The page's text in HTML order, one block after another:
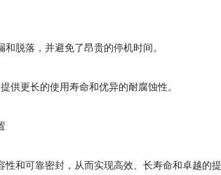
脱落，并避免了昂贵的停机时间。
供更长的使用寿命和优异的耐腐蚀性。
和可靠密封，从而实现高效、长寿命和卓越的提